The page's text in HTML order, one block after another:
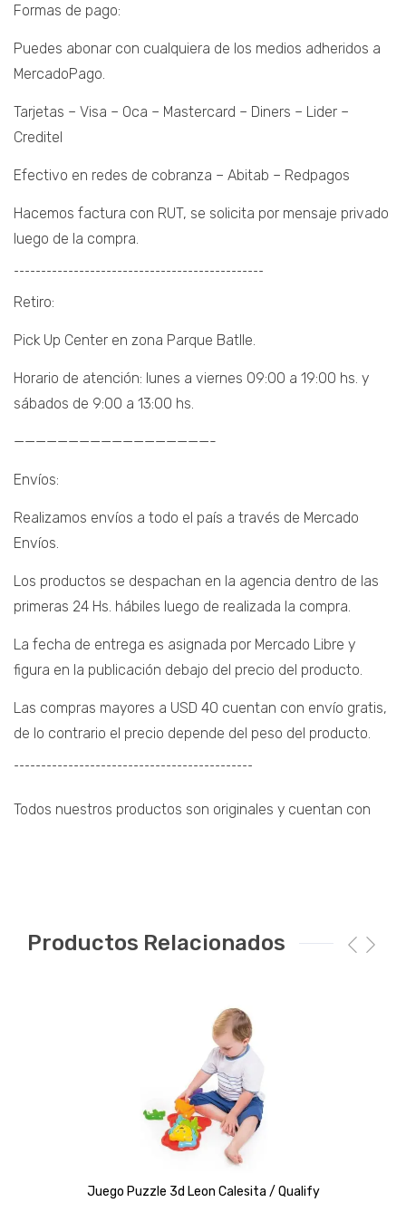
Formas de pago:
Puedes abonar con cualquiera de los medios adheridos a
MercadoPago.
Tarjetas – Visa – Oca – Mastercard – Diners – Lider –
Creditel
Efectivo en redes de cobranza – Abitab – Redpagos
Hacemos factura con RUT, se solicita por mensaje privado
luego de la compra.
¯¯¯¯¯¯¯¯¯¯¯¯¯¯¯¯¯¯¯¯¯¯¯¯¯¯¯¯¯¯¯¯¯¯¯¯¯¯¯¯¯¯¯¯¯¯
Retiro:
Pick Up Center en zona Parque Batlle.
Horario de atención: lunes a viernes 09:00 a 19:00 hs. y
sábados de 9:00 a 13:00 hs.
——————————————————-
Envíos:
Realizamos envíos a todo el país a través de Mercado
Envíos.
Los productos se despachan en la agencia dentro de las
primeras 24 Hs. hábiles luego de realizada la compra.
La fecha de entrega es asignada por Mercado Libre y
figura en la publicación debajo del precio del producto.
Las compras mayores a USD 40 cuentan con envío gratis,
de lo contrario el precio depende del peso del producto.
¯¯¯¯¯¯¯¯¯¯¯¯¯¯¯¯¯¯¯¯¯¯¯¯¯¯¯¯¯¯¯¯¯¯¯¯¯¯¯¯¯¯¯¯
Todos nuestros productos son originales y cuentan con
Productos Relacionados
Juego Puzzle 3d Leon Calesita / Qualify